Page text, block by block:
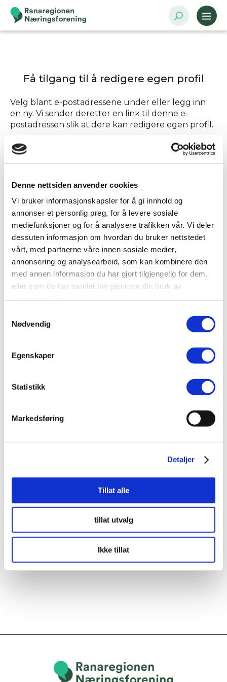
Denne nettsiden anvender cookies
Vi bruker informasjonskapsler for å gi innhold og
annonser et personlig preg, for å levere sosiale
mediefunksjoner og for å analysere trafikken vår. Vi deler
dessuten informasjon om hvordan du bruker nettstedet
vårt, med partnerne våre innen sosiale medier,
annonsering og analysearbeid, som kan kombinere den
med annen informasjon du har gjort tilgjengelig for dem,
eller som de har samlet inn gjennom din bruk av
Nødvendig
Egenskaper
Statistikk
Markedsføring
Detaljer
Tillat alle
tillat utvalg
Ikke tillat
Få tilgang til å redigere egen profil
Velg blant e-postadressene under eller legg inn
en ny. Vi sender deretter en link til denne e-
postadressen slik at dere kan redigere egen profil.
Send tilgang til
Annen - Skriv inn e-postadresse selv
SEND